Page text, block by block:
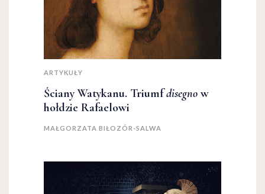
ARTYKUŁY
Ściany Watykanu. Triumfdisegno w
hołdzie Rafaelowi
MAŁGORZATA BIŁOZÓR-SALWA